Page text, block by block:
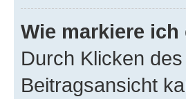
Wie markiere
Durch Klicken
Beitragsansicht